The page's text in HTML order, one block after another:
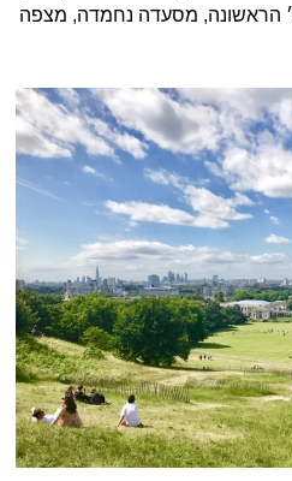
הראשונה, מסעדה נחמדה, מצפה